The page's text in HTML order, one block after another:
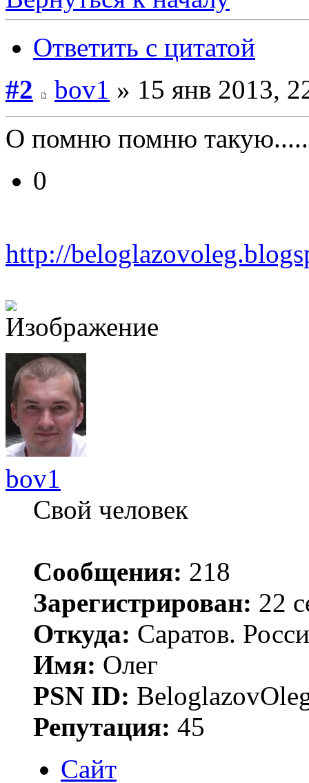
Ответить с цитатой
#2
bov1 » 15 янв 2013,
О помню помню
0
http://
bov1
Свой человек
Сообщения: 218
Зарегистрирован: 22
Откуда: Саратов.
Имя: Олег
PSN ID:
Репутация: 45
Сайт